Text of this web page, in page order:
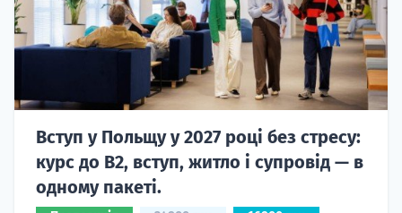
Вступ у Польщу у 2027 році без стресу:
курс до B2, вступ, житло і супровід — в
одному пакеті.